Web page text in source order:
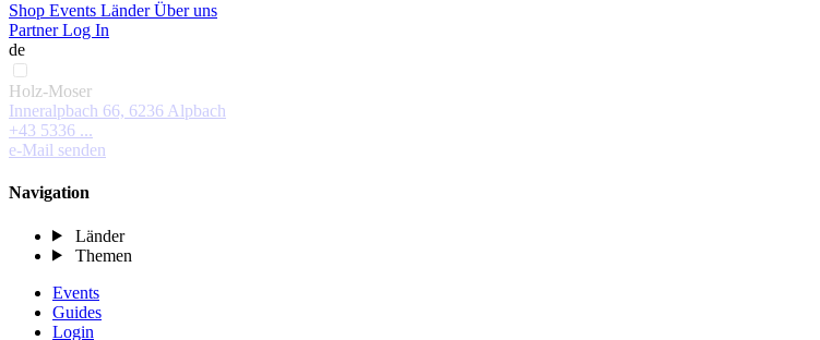
Shop Events LänderÜber uns
Partner Log In
de
Holz-Moser
Inneralpbach 66, 6236 Alpbach
+43 5336 ...
e-Mail senden
Navigation
Länder
Themen
Events
Guides
Login